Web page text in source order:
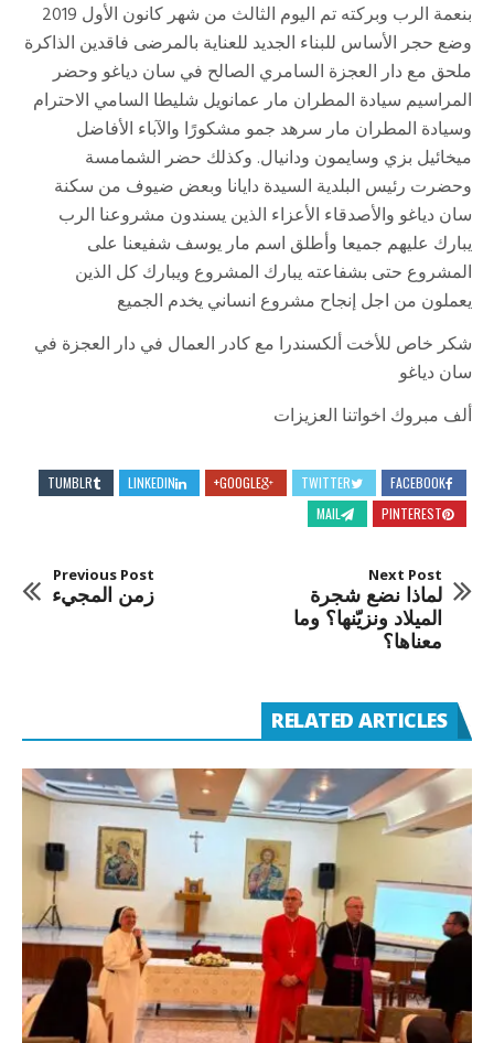
بنعمة الرب وبركته تم اليوم الثالث من شهر كانون الأول 2019
وضع حجر الأساس للبناء الجديد للعناية بالمرضى فاقدين الذاكرة
ملحق مع دار العجزة السامري الصالح في سان دياغو وحضر
المراسيم سيادة المطران مار عمانويل شليطا السامي الاحترام
وسيادة المطران مار سرهد جمو مشكورًا والآباء الأفاضل
ميخائيل بزي وسايمون ودانيال. وكذلك حضر الشمامسة
وحضرت رئيس البلدية السيدة دايانا وبعض ضيوف من سكنة
سان دياغو والأصدقاء الأعزاء الذين يسندون مشروعنا الرب
يبارك عليهم جميعا وأطلق اسم مار يوسف شفيعنا على
المشروع حتى بشفاعته يبارك المشروع ويبارك كل الذين
يعملون من اجل إنجاح مشروع انساني يخدم الجميع
شكر خاص للأخت ألكسندرا مع كادر العمال في دار العجزة في
سان دياغو
ألف مبروك اخواتنا العزيزات
FACEBOOK
TWITTER
GOOGLE+
LINKEDIN
TUMBLR
PINTEREST
MAIL
Previous Post
زمن المجيء
Next Post
لماذا نضع شجرة
الميلاد ونزيّنها؟ وما
معناها؟
RELATED ARTICLES